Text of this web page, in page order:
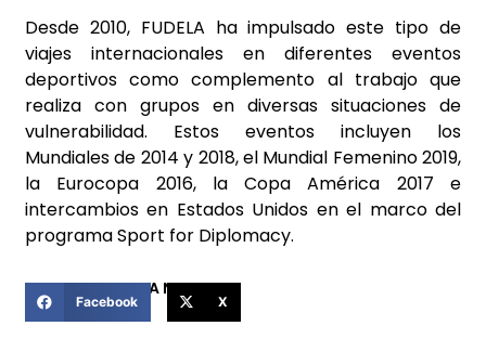
Desde 2010, FUDELA ha impulsado este tipo de
viajes internacionales en diferentes eventos
deportivos como complemento al trabajo que
realiza con grupos en diversas situaciones de
vulnerabilidad. Estos eventos incluyen los
Mundiales de 2014 y 2018, el Mundial Femenino 2019,
la Eurocopa 2016, la Copa América 2017 e
intercambios en Estados Unidos en el marco del
programa Sport for Diplomacy.
COMPARTIR ESTA NOTICIA
Facebook X